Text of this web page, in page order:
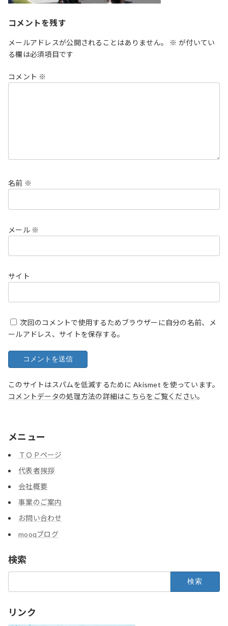
コメントを残す
メールアドレスが公開されることはありません。 ※ が付いてい
る欄は必須項目です
コメント ※
名前 ※
メール ※
サイト
次回のコメントで使用するためブラウザーに自分の名前、メ
ールアドレス、サイトを保存する。
このサイトはスパムを低減するために Akismet を使っています。
コメントデータの処理方法の詳細はこちらをご覧ください。
メニュー
ＴＯＰページ
代表者挨拶
会社概要
事業のご案内
お問い合わせ
mooqブログ
検索
リンク